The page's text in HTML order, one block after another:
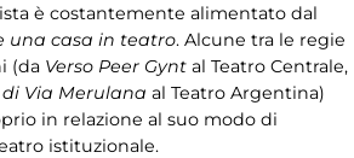
è costantemente alimentato dal
una casa in teatro. Alcune tra le regie
(da Verso Peer Gynt al Teatro Centrale,
Via Merulana al Teatro Argentina)
in relazione al suo modo di
istituzionale.